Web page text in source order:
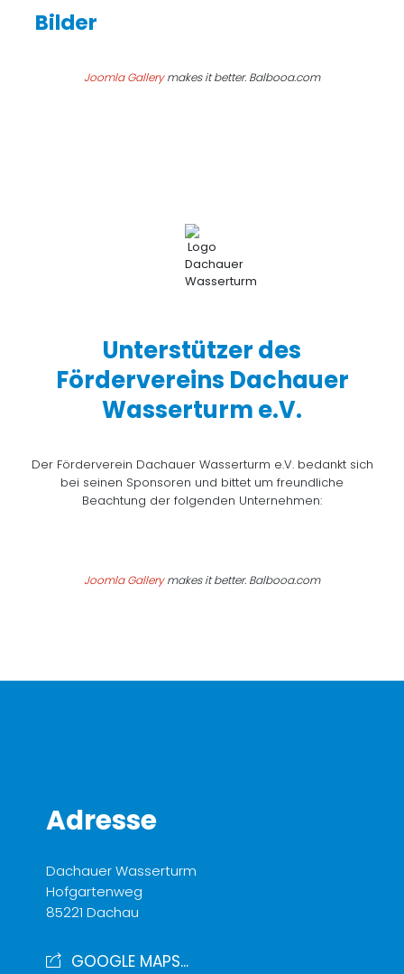
Joomla Gallerymakes it better. Balbooa.com
Unterstützer des
Fördervereins Dachauer
Wasserturm e.V.
Der Förderverein Dachauer Wasserturm e.V. bedankt sich
bei seinen Sponsoren und bittet um freundliche
Beachtung der folgenden Unternehmen:
Joomla Gallerymakes it better. Balbooa.com
Adresse
Dachauer Wasserturm
Hofgartenweg
85221 Dachau
GOOGLE MAPS...